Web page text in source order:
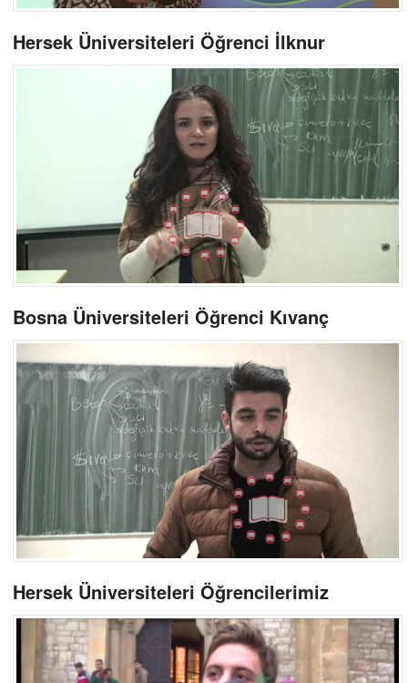
Hersek Üniversiteleri Öğrenci İlknur
Bosna Üniversiteleri Öğrenci Kıvanç
Hersek Üniversiteleri Öğrencilerimiz